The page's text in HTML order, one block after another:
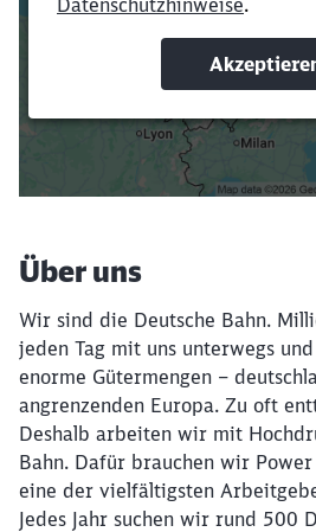
oder Filter
Suchbegriffe
Filter setzen
Über uns
Wir sind die Deutsche Bahn.
jeden Tag mit uns unterwegs
enorme Gütermengen –
angrenzenden Europa. Zu oft
Deshalb arbeiten wir mit
Bahn. Dafür brauchen wir
eine der vielfältigsten
Jedes Jahr suchen wir rund 500